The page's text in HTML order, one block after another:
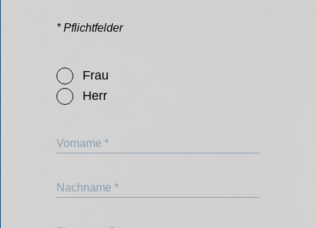
* Pflichtfelder
Frau
Herr
Vorname *
Nachname *